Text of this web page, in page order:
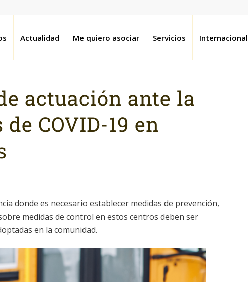
Actualidad Me quiero asociar Servicios Internacional
actuación ante la
COVID-19 en
donde es necesario establecer medidas de prevención,
medidas de control en estos centros deben ser
en la comunidad.